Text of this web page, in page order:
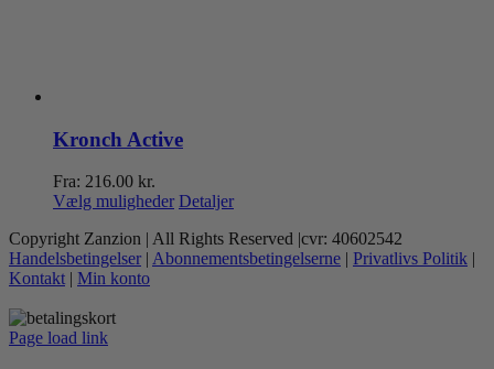
Kronch Active
Fra: 216.00 kr.
Vælg muligheder Dette
har
flere
Detaljer
Copyright Zanzion | All Rights Reserved |cvr: 40602542
Handelsbetingelser | Abonnementsbetingelserne | Privatlivs Politik |
Kontakt | Min konto
Page load link